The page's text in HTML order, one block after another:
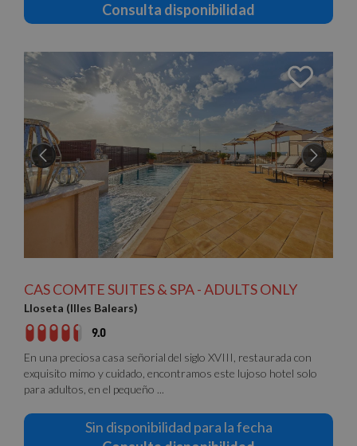
Consulta disponibilidad
CAS COMTE SUITES & SPA - ADULTS ONLY
Lloseta (Illes Balears)
9.0
En una preciosa casa señorial del siglo XVIII, restaurada con
exquisito mimo y cuidado, encontramos este lujoso hotel solo
para adultos, en el pequeño ...
Sin disponibilidad para la fecha